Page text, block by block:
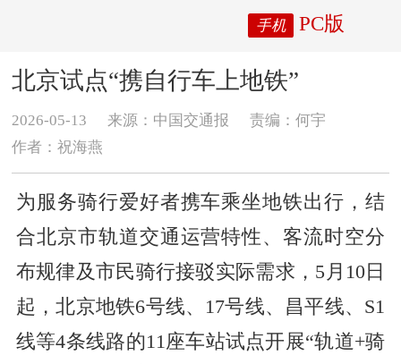
手机 PC版
北京试点“携自行车上地铁”
2026-05-13 来源：中国交通报
责编：何宇
作者：​祝海燕
为服务骑行爱好者携车乘坐地铁出行，结
合北京市轨道交通运营特性、客流时空分
布规律及市民骑行接驳实际需求，5月10日
起，北京地铁6号线、17号线、昌平线、S1
线等4条线路的11座车站试点开展“轨道+骑